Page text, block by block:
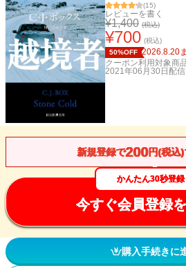
(15)
レビューを書く
¥1,400 (税込)
¥700 (税込)
50%OFF 2026.8.20
クーポン利用対象商
2021年06月30日 配信
新規登録で200円(税込)
かんたん30秒登録
今すぐ会員登録
購入手続きに